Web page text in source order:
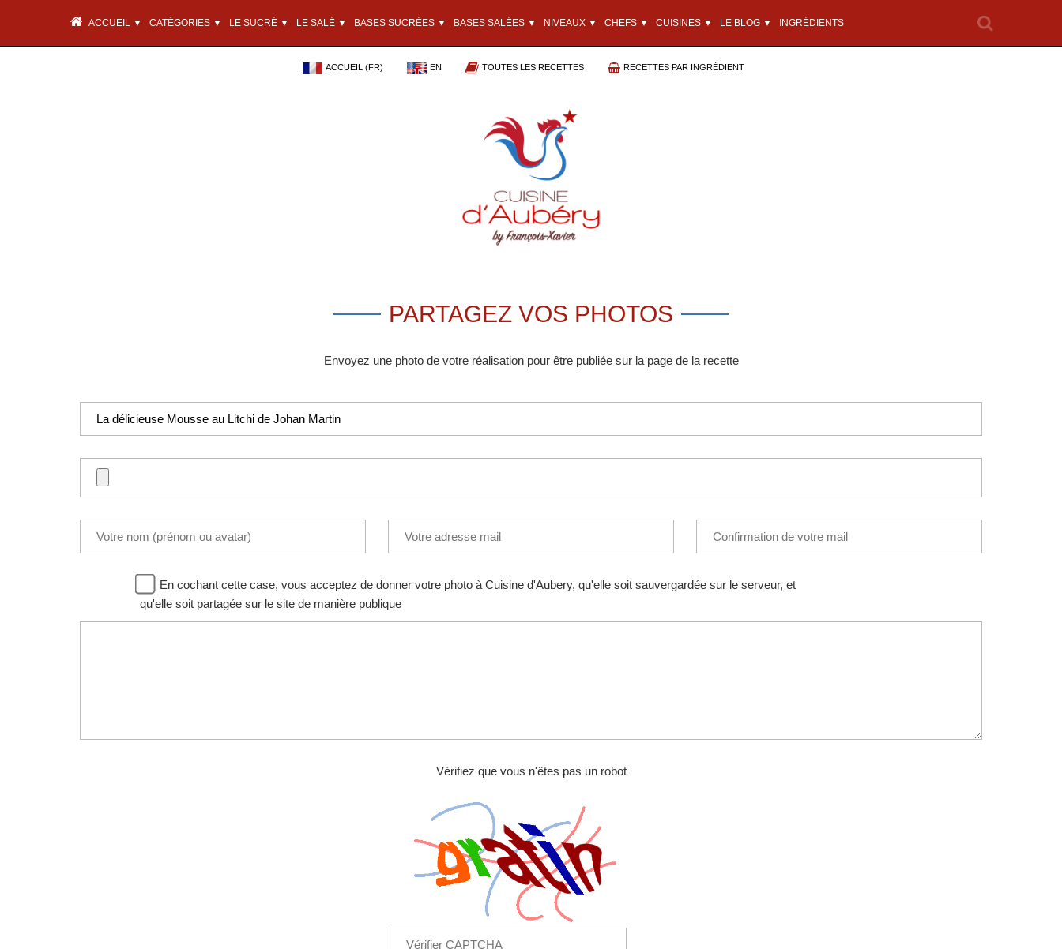
ACCUEIL ▼ CATÉGORIES ▼ LE SUCRÉ ▼ LE SALÉ ▼ BASES SUCRÉES ▼ BASES SALÉES ▼ NIVEAUX ▼ CHEFS ▼ CUISINES ▼ LE BLOG ▼ INGRÉDIENTS
ACCUEIL (FR) EN TOUTES LES RECETTES RECETTES PAR INGRÉDIENT
PARTAGEZ VOS PHOTOS
Envoyez une photo de votre réalisation pour être publiée sur la page de la recette
En cochant cette case, vous acceptez de donner votre photo à Cuisine d'Aubery, qu'elle soit sauvergardée sur le serveur, et
qu'elle soit partagée sur le site de manière publique
Vérifiez que vous n'êtes pas un robot